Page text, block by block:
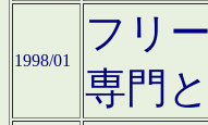
1998/01
フリ
専門